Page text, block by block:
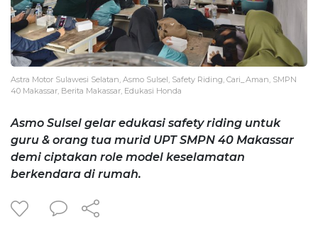
Astra Motor Sulawesi Selatan, Asmo Sulsel, Safety Riding, Cari_Aman, SMPN
40 Makassar, Berita Makassar, Edukasi Honda
Asmo Sulsel gelar edukasi safety riding untuk
guru & orang tua murid UPT SMPN 40 Makassar
demi ciptakan role model keselamatan
berkendara di rumah.